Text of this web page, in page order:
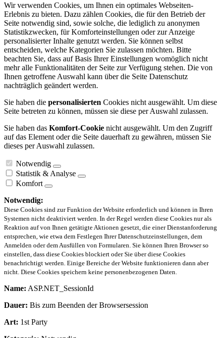
Wir verwenden Cookies, um Ihnen ein optimales Webseiten-
Erlebnis zu bieten. Dazu zählen Cookies, die für den Betrieb der
Seite notwendig sind, sowie solche, die lediglich zu anonymen
Statistikzwecken, für Komforteinstellungen oder zur Anzeige
personalisierter Inhalte genutzt werden. Sie können selbst
entscheiden, welche Kategorien Sie zulassen möchten. Bitte
beachten Sie, dass auf Basis Ihrer Einstellungen womöglich nicht
mehr alle Funktionalitäten der Seite zur Verfügung stehen. Die von
Ihnen getroffene Auswahl kann über die Seite Datenschutz
nachträglich geändert werden.
Sie haben die personalisierten Cookies nicht ausgewählt. Um diese
Seite betreten zu können, müssen sie diese per Auswahl zulassen.
Sie haben das Komfort-Cookie nicht ausgewählt. Um den Zugriff
auf das Element oder die Seite dauerhaft zu gewähren, müssen Sie
dieses per Auswahl zulassen.
Notwendig
Statistik & Analyse
Komfort
Notwendig:
Diese Cookies sind zur Funktion der Website erforderlich und können in Ihren
Systemen nicht deaktiviert werden. In der Regel werden diese Cookies nur als
Reaktion auf von Ihnen getätigte Aktionen gesetzt, die einer Dienstanforderung
entsprechen, wie etwa dem Festlegen Ihrer Datenschutzeinstellungen, dem
Anmelden oder dem Ausfüllen von Formularen. Sie können Ihren Browser so
einstellen, dass diese Cookies blockiert oder Sie über diese Cookies
benachrichtigt werden. Einige Bereiche der Website funktionieren dann aber
nicht. Diese Cookies speichern keine personenbezogenen Daten.
Name: ASP.NET_SessionId
Dauer: Bis zum Beenden der Browsersession
Art: 1st Party